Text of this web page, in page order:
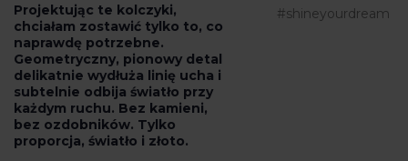
Projektując te kolczyki,
chciałam zostawić tylko to, co
naprawdę potrzebne.
Geometryczny, pionowy detal
delikatnie wydłuża linię ucha i
subtelnie odbija światło przy
każdym ruchu. Bez kamieni,
bez ozdobników. Tylko
proporcja, światło i złoto.
#shineyourdream